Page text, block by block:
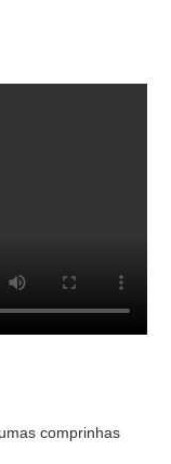
comprinhas